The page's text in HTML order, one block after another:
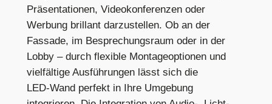
Präsentationen, Videokonferenzen oder
Werbung brillant darzustellen. Ob an der
Fassade, im Besprechungsraum oder in der
Lobby – durch flexible Montageoptionen und
vielfältige Ausführungen lässt sich die
LED‑Wand perfekt in Ihre Umgebung